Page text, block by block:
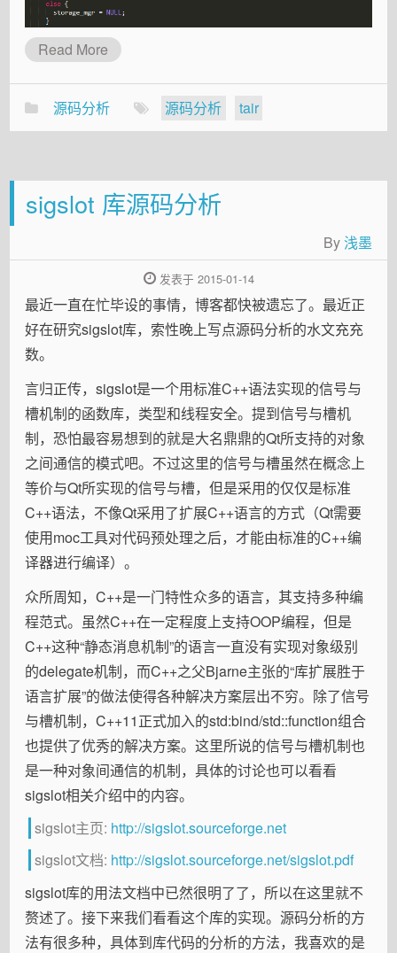
Read More
源码分析 源码分析 tair
sigslot 库源码分析
By浅墨
发表于 2015-01-14
最近一直在忙毕设的事情，博客都快被遗忘了。最近正
好在研究sigslot库，索性晚上写点源码分析的水文充充
数。
言归正传，sigslot是一个用标准C++语法实现的信号与
槽机制的函数库，类型和线程安全。提到信号与槽机
制，恐怕最容易想到的就是大名鼎鼎的Qt所支持的对象
之间通信的模式吧。不过这里的信号与槽虽然在概念上
等价与Qt所实现的信号与槽，但是采用的仅仅是标准
C++语法，不像Qt采用了扩展C++语言的方式（Qt需要
使用moc工具对代码预处理之后，才能由标准的C++编
译器进行编译）。
众所周知，C++是一门特性众多的语言，其支持多种编
程范式。虽然C++在一定程度上支持OOP编程，但是
C++这种“静态消息机制”的语言一直没有实现对象级别
的delegate机制，而C++之父Bjarne主张的“库扩展胜于
语言扩展”的做法使得各种解决方案层出不穷。除了信号
与槽机制，C++11正式加入的std:bind/std::function组合
也提供了优秀的解决方案。这里所说的信号与槽机制也
是一种对象间通信的机制，具体的讨论也可以看看
sigslot相关介绍中的内容。
sigslot主页: http://sigslot.sourceforge.net
sigslot文档: http://sigslot.sourceforge.net/sigslot.pdf
sigslot库的用法文档中已然很明了了，所以在这里就不
赘述了。接下来我们看看这个库的实现。源码分析的方
法有很多种，具体到库代码的分析的方法，我喜欢的是